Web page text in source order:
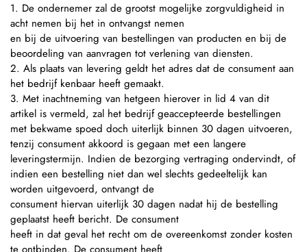
1. De ondernemer zal de grootst mogelijke zorgvuldigheid in
acht nemen bij het in ontvangst nemen
en bij de uitvoering van bestellingen van producten en bij de
beoordeling van aanvragen tot verlening van diensten.
2. Als plaats van levering geldt het adres dat de consument aan
het bedrijf kenbaar heeft gemaakt.
3. Met inachtneming van hetgeen hierover in lid 4 van dit
artikel is vermeld, zal het bedrijf geaccepteerde bestellingen
met bekwame spoed doch uiterlijk binnen 30 dagen uitvoeren,
tenzij consument akkoord is gegaan met een langere
leveringstermijn. Indien de bezorging vertraging ondervindt, of
indien een bestelling niet dan wel slechts gedeeltelijk kan
worden uitgevoerd, ontvangt de
consument hiervan uiterlijk 30 dagen nadat hij de bestelling
geplaatst heeft bericht. De consument
heeft in dat geval het recht om de overeenkomst zonder kosten